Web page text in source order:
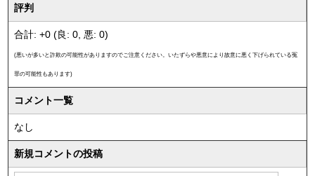
評判
合計: +0 (良: 0, 悪: 0)
(悪いが多いと詐欺の可能性がありますのでご注意ください。いたずらや悪意により故意に悪く下げられている冤
罪の可能性もあります)
コメント一覧
なし
新規コメントの投稿